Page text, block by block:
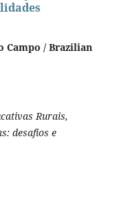
Campo / Brazilian
Rurais,
desafios e